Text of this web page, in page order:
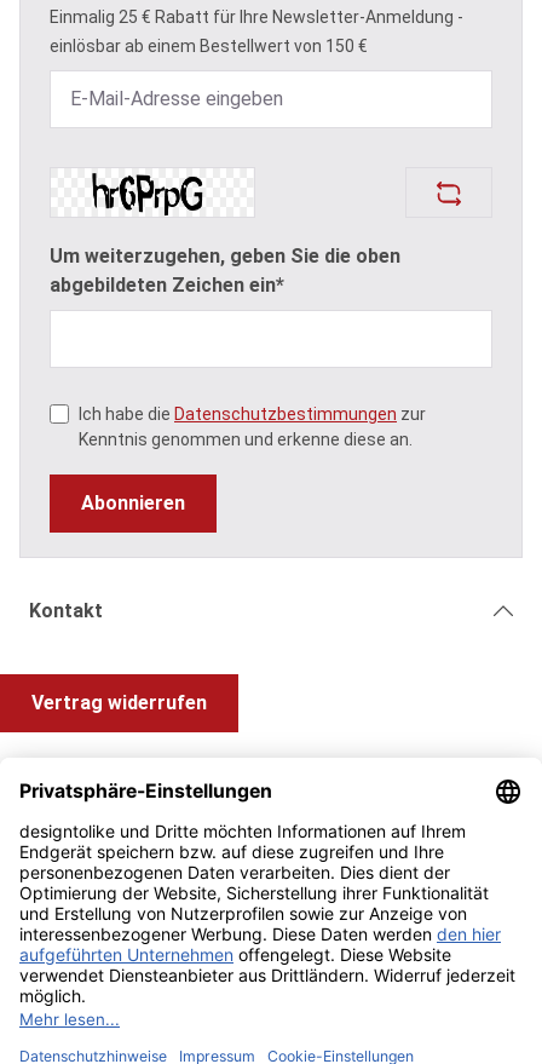
Einmalig 25 € Rabatt für Ihre Newsletter-Anmeldung -
einlösbar ab einem Bestellwert von 150 €
Um weiterzugehen, geben Sie die oben
abgebildeten Zeichen ein*
Ich habe die Datenschutzbestimmungen zur
Kenntnis genommen und erkenne diese an.
Abonnieren
Kontakt
Vertrag widerrufen
Information und Impressum
Zahlung & Versand
Impressum AGB